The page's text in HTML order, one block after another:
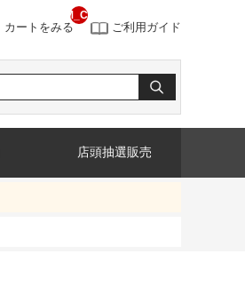
カートをみる
__ITM_CNT__
ご利用ガイド
店頭抽選販売